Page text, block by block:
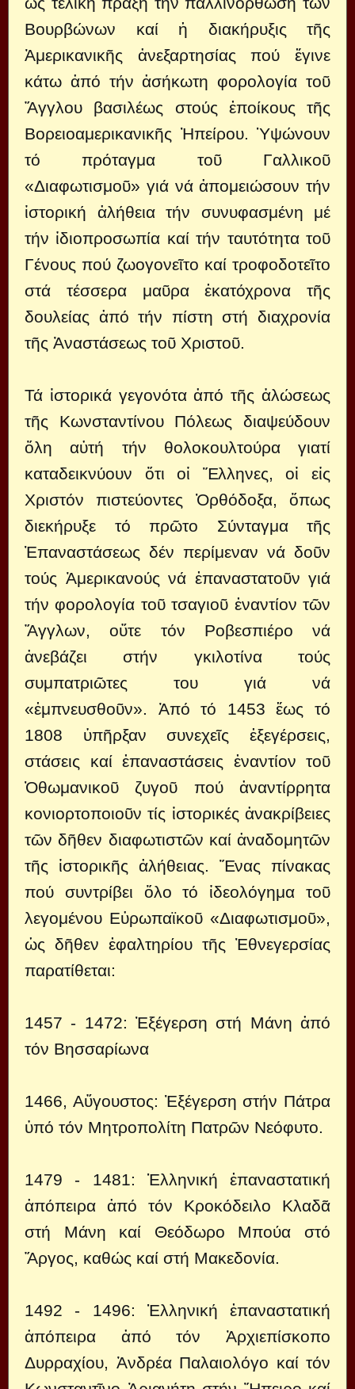
Βουρβώνων καί ἡ διακήρυξις τῆς
Ἀμερικανικῆς ἀνεξαρτησίας πού ἔγινε
κάτω ἀπό τήν ἀσήκωτη φορολογία τοῦ
Ἄγγλου βασιλέως στούς ἐποίκους τῆς
Βορειοαμερικανικῆς Ἠπείρου. Ὑψώνουν
τό πρόταγμα τοῦ Γαλλικοῦ
«Διαφωτισμοῦ» γιά νά ἀπομειώσουν τήν
ἱστορική ἀλήθεια τήν συνυφασμένη μέ
τήν ἰδιοπροσωπία καί τήν ταυτότητα τοῦ
Γένους πού ζωογονεῖτο καί τροφοδοτεῖτο
στά τέσσερα μαῦρα ἑκατόχρονα τῆς
δουλείας ἀπό τήν πίστη στή διαχρονία
τῆς Ἀναστάσεως τοῦ Χριστοῦ.
Τά ἱστορικά γεγονότα ἀπό τῆς ἁλώσεως
τῆς Κωνσταντίνου Πόλεως διαψεύδουν
ὅλη αὐτή τήν θολοκουλτούρα γιατί
καταδεικνύουν ὅτι οἱ Ἕλληνες, οἱ εἰς
Χριστόν πιστεύοντες Ὀρθόδοξα, ὅπως
διεκήρυξε τό πρῶτο Σύνταγμα τῆς
Ἐπαναστάσεως δέν περίμεναν νά δοῦν
τούς Ἀμερικανούς νά ἐπαναστατοῦν γιά
τήν φορολογία τοῦ τσαγιοῦ ἐναντίον τῶν
Ἄγγλων, οὔτε τόν Ροβεσπιέρο νά
ἀνεβάζει στήν γκιλοτίνα τούς
συμπατριῶτες του γιά νά
«ἐμπνευσθοῦν». Ἀπό τό 1453 ἕως τό
1808 ὑπῆρξαν συνεχεῖς ἐξεγέρσεις,
στάσεις καί ἐπαναστάσεις ἐναντίον τοῦ
Ὀθωμανικοῦ ζυγοῦ πού ἀναντίρρητα
κονιορτοποιοῦν τίς ἱστορικές ἀνακρίβειες
τῶν δῆθεν διαφωτιστῶν καί ἀναδομητῶν
τῆς ἱστορικῆς ἀλήθειας. Ἕνας πίνακας
πού συντρίβει ὅλο τό ἰδεολόγημα τοῦ
λεγομένου Εὐρωπαϊκοῦ «Διαφωτισμοῦ»,
ὡς δῆθεν ἐφαλτηρίου τῆς Ἐθνεγερσίας
παρατίθεται:
1457 - 1472: Ἐξέγερση στή Μάνη ἀπό
τόν Βησσαρίωνα
1466, Αὔγουστος: Ἐξέγερση στήν Πάτρα
ὑπό τόν Mητροπολίτη Πατρῶν Νεόφυτο.
1479 - 1481: Ἑλληνική ἐπαναστατική
ἀπόπειρα ἀπό τόν Κροκόδειλο Κλαδᾶ
στή Μάνη καί Θεόδωρο Μπούα στό
Ἄργος, καθώς καί στή Μακεδονία.
1492 - 1496: Ἑλληνική ἐπαναστατική
ἀπόπειρα ἀπό τόν Ἀρχιεπίσκοπο
Δυρραχίου, Ἀνδρέα Παλαιολόγο καί τόν